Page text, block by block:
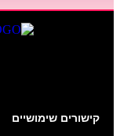
קישורים שימושיים